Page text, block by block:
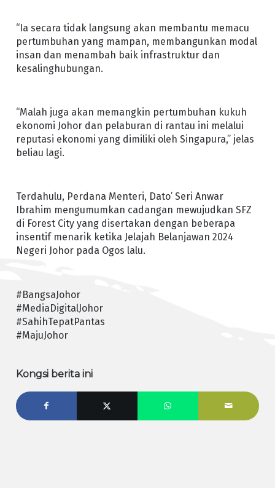
“Ia secara tidak langsung akan membantu memacu
pertumbuhan yang mampan, membangunkan modal
insan dan menambah baik infrastruktur dan
kesalinghubungan.
“Malah juga akan memangkin pertumbuhan kukuh
ekonomi Johor dan pelaburan di rantau ini melalui
reputasi ekonomi yang dimiliki oleh Singapura,” jelas
beliau lagi.
Terdahulu, Perdana Menteri, Dato’ Seri Anwar
Ibrahim mengumumkan cadangan mewujudkan SFZ
di Forest City yang disertakan dengan beberapa
insentif menarik ketika Jelajah Belanjawan 2024
Negeri Johor pada Ogos lalu.
#BangsaJohor
#MediaDigitalJohor
#SahihTepatPantas
#MajuJohor
Kongsi berita ini